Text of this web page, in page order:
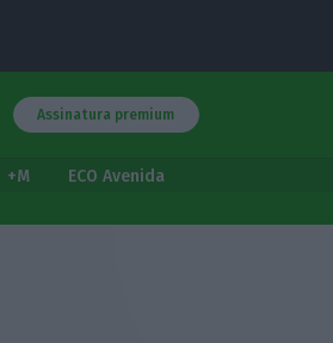
Assinatura premium
+M
ECO Avenida